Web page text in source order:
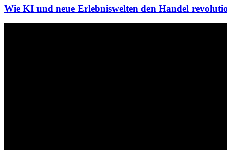
Wie KI und neue Erlebniswelten den Handel